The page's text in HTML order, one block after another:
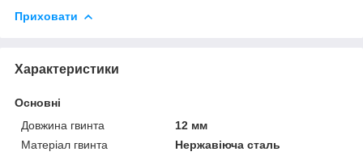
Приховати
Характеристики
Основні
Довжина гвинта
12 мм
Матеріал гвинта
Нержавіюча сталь